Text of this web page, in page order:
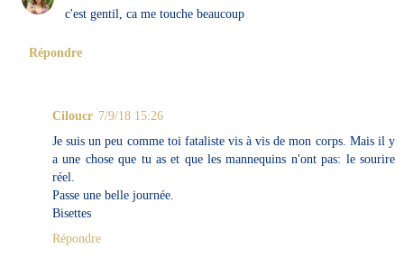
c'est gentil, ca me touche beaucoup
Répondre
Ciloucr 7/9/18 15:26
Je suis un peu comme toi fataliste vis à vis de mon corps. Mais il y
a une chose que tu as et que les mannequins n'ont pas: le sourire
réel.
Passe une belle journée.
Bisettes
Répondre